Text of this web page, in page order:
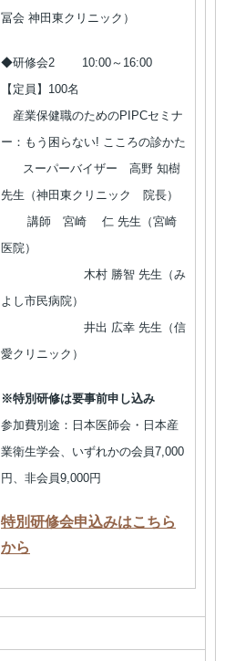
冨会 神田東クリニック）
◆研修会2 10:00～16:00
【定員】100名
産業保健職のためのPIPCセミナ
ー：もう困らない! こころの診かた
スーパーバイザー 高野 知樹
先生（神田東クリニック 院長）
講師 宮崎 仁 先生（宮崎
医院）
木村 勝智 先生（み
よし市民病院）
井出 広幸 先生（信
愛クリニック）
※特別研修は要事前申し込み
参加費別途：日本医師会・日本産
業衛生学会、いずれかの会員7,000
円、非会員9,000円
特別研修会申込みはこちら
から